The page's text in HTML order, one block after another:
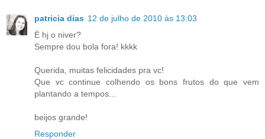
patricia dias 12 de julho de 2010 às 13:03
È hj o niver?
Sempre dou bola fora! kkkk
Querida, muitas felicidades pra vc!
Que vc continue colhendo os bons frutos do que vem
plantando a tempos...
beijos grande!
Responder